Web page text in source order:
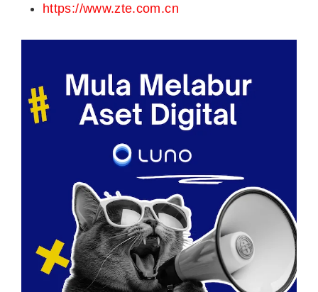
https://www.zte.com.cn